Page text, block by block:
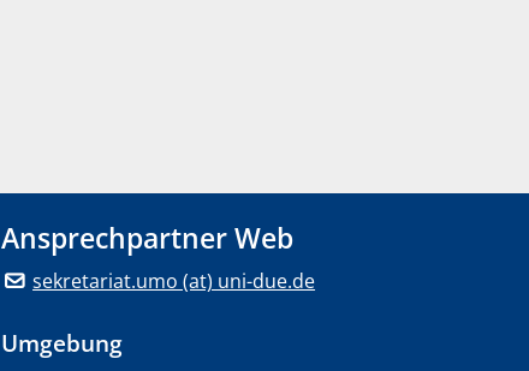
Ansprechpartner Web
sekretariat.umo (at) uni-due.de
Umgebung